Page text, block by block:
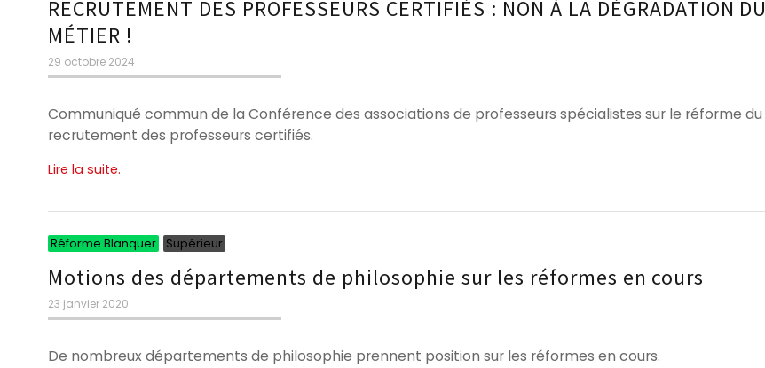
RECRUTEMENT DES PROFESSEURS CERTIFIÉS : NON À LA DÉGRADATION DU
MÉTIER !
Publié
le
29 octobre 2024
Communiqué commun de la Conférence des associations de professeurs spécialistes sur le réforme du
recrutement des professeurs certifiés.
Lire la suite.
Réforme Blanquer Supérieur
Motions des départements de philosophie sur les réformes en cours
Publié
le
23 janvier 2020
De nombreux départements de philosophie prennent position sur les réformes en cours.